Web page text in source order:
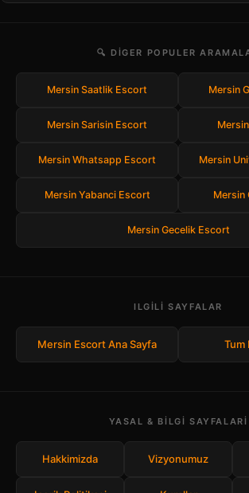
🔍 DIGER POPULER
Mersin Saatlik Escort Mersin
Mersin Sarisin Escort
Mersin Whatsapp Escort Mersin
Mersin Yabanci Escort Mersin
Mersin Gecelik Escort
ILGILI SAYFALAR
Mersin Escort Ana Sayfa Tum
YASAL & BILGI SAYFALARI
Hakkimizda Vizyonumuz